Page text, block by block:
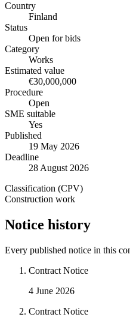
Country
Finland
Status
Open for bids
Category
Works
Estimated value
€30,000,000
Procedure
Open
SME suitable
Yes
Published
19 May 2026
Deadline
28 August 2026
Classification (CPV)
Construction work
Notice history
Every published notice in this
Contract Notice
4 June 2026
Contract Notice